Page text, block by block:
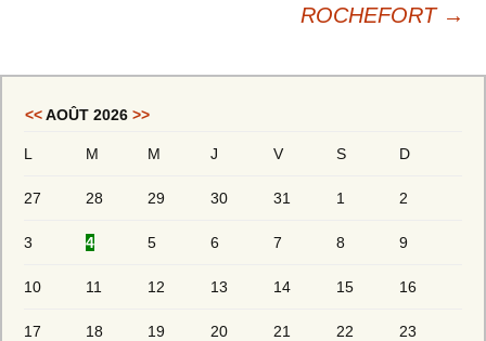
ROCHEFORT →
<<AOÛT 2026 >>
L M M J V S D
27 28 29 30 31 1 2
3 4 5 6 7 8 9
10 11 12 13 14 15 16
17 18 19 20 21 22 23